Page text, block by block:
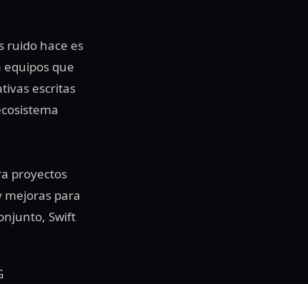
ruido hace es
equipos que
escritas
proyectos
mejoras para
Swift